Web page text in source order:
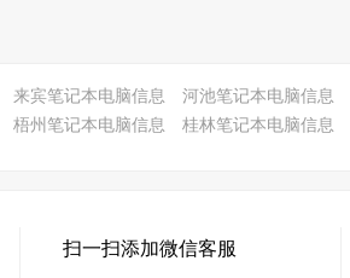
来宾笔记本电脑信息 河池笔记本电脑信息
梧州笔记本电脑信息 桂林笔记本电脑信息
扫一扫添加微信客服